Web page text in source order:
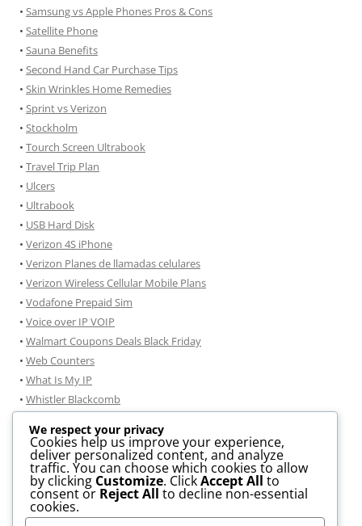
• Samsung vs Apple Phones Pros & Cons
• Satellite Phone
• Sauna Benefits
• Second Hand Car Purchase Tips
• Skin Wrinkles Home Remedies
• Sprint vs Verizon
• Stockholm
• Tourch Screen Ultrabook
• Travel Trip Plan
• Ulcers
• Ultrabook
• USB Hard Disk
• Verizon 4S iPhone
• Verizon Planes de llamadas celulares
• Verizon Wireless Cellular Mobile Plans
• Vodafone Prepaid Sim
• Voice over IP VOIP
• Walmart Coupons Deals Black Friday
• Web Counters
• What Is My IP
• Whistler Blackcomb
Windows 7
Windows 7 consejos de instalación
Windows 8 Information
• .DOCX TO .PDF Conversion
• JPG To PDF Conversion
We respect your privacy
Cookies help us improve your experience,
deliver personalized content, and analyze
traffic. You can choose which cookies to allow
by clicking Customize. ClickAccept All to
consent or Reject All to decline non-essential
cookies.